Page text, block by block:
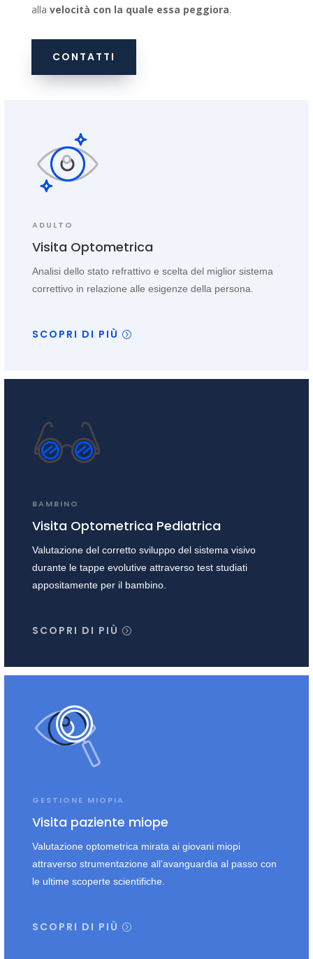
alla velocità con la quale essa peggiora.
CONTATTI
ADULTO
Visita Optometrica
Analisi dello stato refrattivo e scelta del miglior sistema
correttivo in relazione alle esigenze della persona.
SCOPRI DI PIÙ
BAMBINO
Visita Optometrica Pediatrica
Valutazione del corretto sviluppo del sistema visivo
durante le tappe evolutive attraverso test studiati
appositamente per il bambino.
SCOPRI DI PIÙ
GESTIONE MIOPIA
Visita paziente miope
Valutazione optometrica mirata ai giovani miopi
attraverso strumentazione all’avanguardia al passo con
le ultime scoperte scientifiche.
SCOPRI DI PIÙ